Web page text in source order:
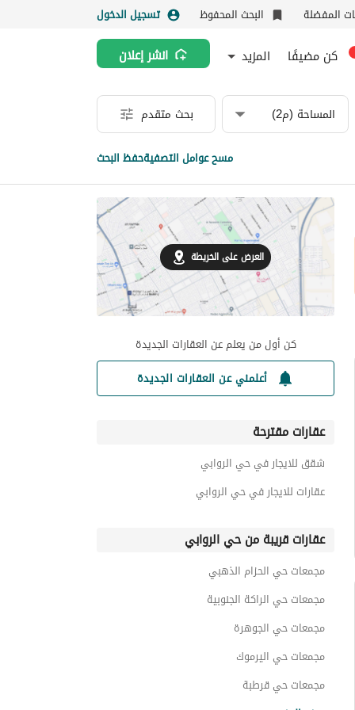
المفضلة البحث المحفوظ تسجيل الدخول
كن مضيفًا المزيد انشر إعلان
المساحة (م2) بحث متقدم
مسح عوامل التصفيةحفظ البحث
العرض على الخريطة
كن أول من يعلم عن العقارات الجديدة
أعلمني عن العقارات الجديدة
عقارات مقترحة
شقق للايجار في حي الروابي
عقارات للايجار في حي الروابي
عقارات قريبة من حي الروابي
مجمعات حي الحزام الذهبي
مجمعات حي الراكة الجنوبية
مجمعات حي الجوهرة
مجمعات حي اليرموك
مجمعات حي قرطبة